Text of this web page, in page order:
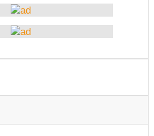
मुद्दा जनयुद्धको मुख्य मुद्दा होः